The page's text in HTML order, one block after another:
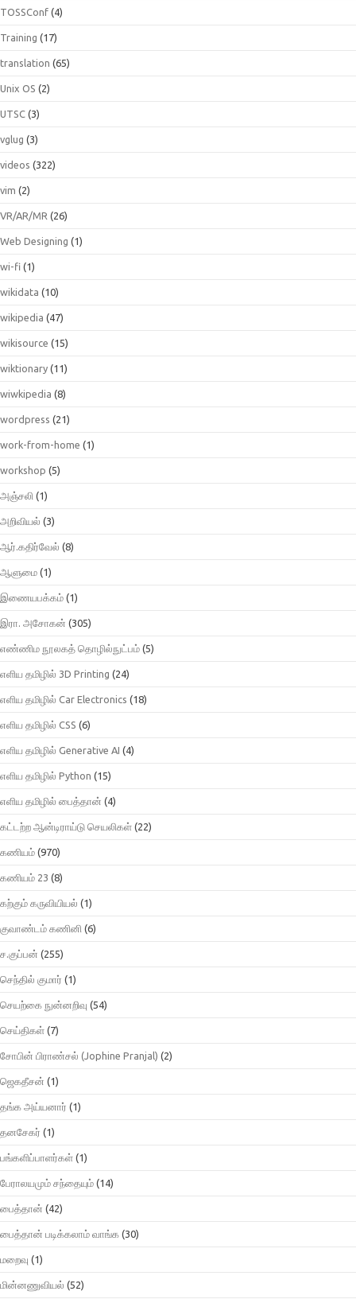
TOSSConf (4)
Training (17)
translation (65)
Unix OS (2)
UTSC (3)
vglug (3)
videos (322)
vim (2)
VR/AR/MR (26)
Web Designing (1)
wi-fi (1)
wikidata (10)
wikipedia (47)
wikisource (15)
wiktionary (11)
wiwkipedia (8)
wordpress (21)
work-from-home (1)
workshop (5)
அஞ்சலி (1)
அறிவியல் (3)
ஆர்.கதிர்வேல் (8)
ஆளுமை (1)
இணையபக்கம் (1)
இரா. அசோகன் (305)
எண்ணிம நூலகத் தொழில்நுட்பம் (5)
எளிய தமிழில் 3D Printing (24)
எளிய தமிழில் Car Electronics (18)
எளிய தமிழில் CSS (6)
எளிய தமிழில் Generative AI (4)
எளிய தமிழில் Python (15)
எளிய தமிழில் பைத்தான் (4)
கட்டற்ற ஆன்டிராய்டு செயலிகள் (22)
கணியம் (970)
கணியம் 23 (8)
கற்கும் கருவியியல் (1)
குவாண்டம் கணினி (6)
ச.குப்பன் (255)
செந்தில் குமார் (1)
செயற்கை நுன்னறிவு (54)
செய்திகள் (7)
சோபின் பிராண்சல் (Jophine Pranjal) (2)
ஜெகதீசன் (1)
தங்க அய்யனார் (1)
தனசேகர் (1)
பங்களிப்பாளர்கள் (1)
பேராலயமும் சந்தையும் (14)
பைத்தான் (42)
பைத்தான் படிக்கலாம் வாங்க (30)
மறைவு (1)
மின்னணுவியல் (52)